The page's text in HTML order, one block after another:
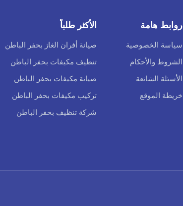
روابط هامة
سياسة الخصوصية
الشروط والأحكام
الأسئلة الشائعة
خريطة الموقع
الأكثر طلباً
صيانة أفران الغاز بحفر الباطن
تنظيف مكيفات بحفر الباطن
صيانة مكيفات بحفر الباطن
تركيب مكيفات بحفر الباطن
شركة تنظيف بحفر الباطن